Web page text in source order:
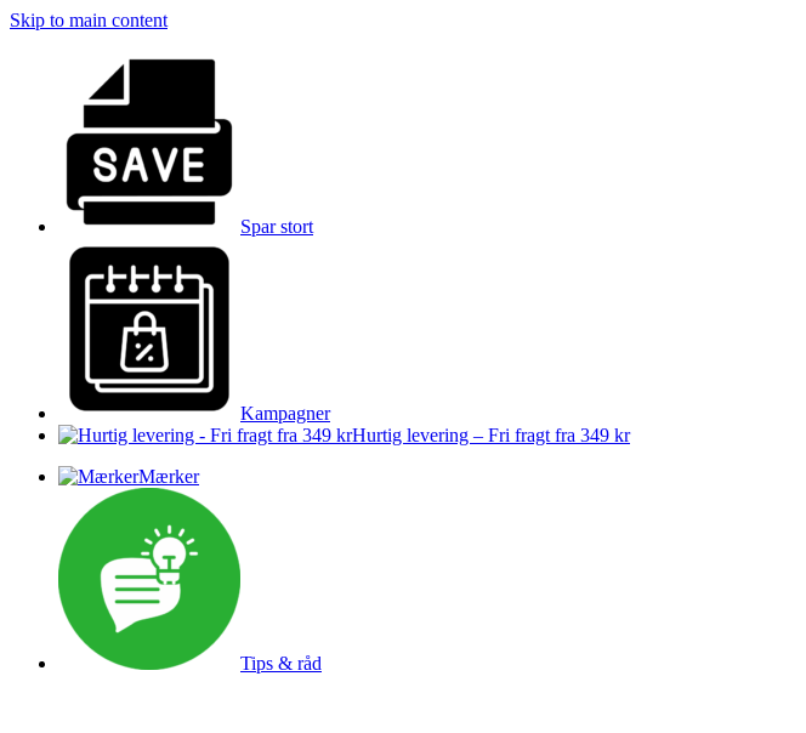
Skip to main content
Spar stort
Kampagner
Hurtig levering – Fri fragt fra 349 kr
Mærker
Tips & råd